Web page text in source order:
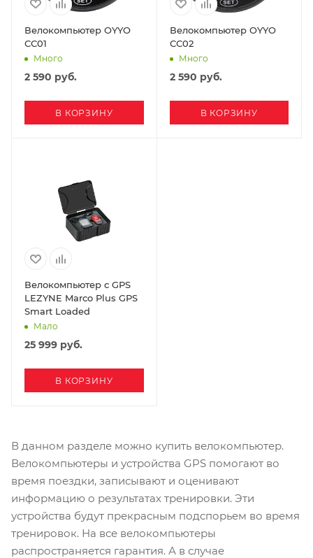
Велокомпьютер OYYO
СС01
Много
2 590 руб.
В КОРЗИНУ
Велокомпьютер OYYO
СС02
Много
2 590 руб.
В КОРЗИНУ
Велокомпьютер с GPS
LEZYNE Marco Plus GPS
Smart Loaded
Мало
25 999 руб.
В КОРЗИНУ
В данном разделе можно купить велокомпьютер.
Велокомпьютеры и устройства GPS помогают во
время поездки, записывают и оценивают
информацию о результатах тренировки. Эти
устройства будут прекрасным подспорьем во время
тренировок. На все велокомпьютеры
распространяется гарантия. А в случае